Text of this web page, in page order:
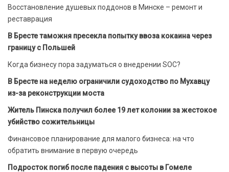
Восстановление душевых поддонов в Минске – ремонт и
реставрация
В Бресте таможня пресекла попытку ввоза кокаина через
границу с Польшей
Когда бизнесу пора задуматься о внедрении SOC?
В Бресте на неделю ограничили судоходство по Мухавцу
из-за реконструкции моста
Житель Пинска получил более 19 лет колонии за жестокое
убийство сожительницы
Финансовое планирование для малого бизнеса: на что
обратить внимание в первую очередь
Подросток погиб после падения с высоты в Гомеле